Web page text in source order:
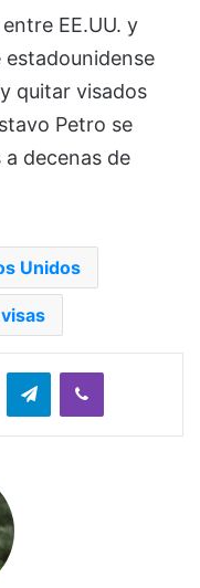
EE.UU. y
quitar visados
Petro se
a decenas de
Unidos
TelegramViber